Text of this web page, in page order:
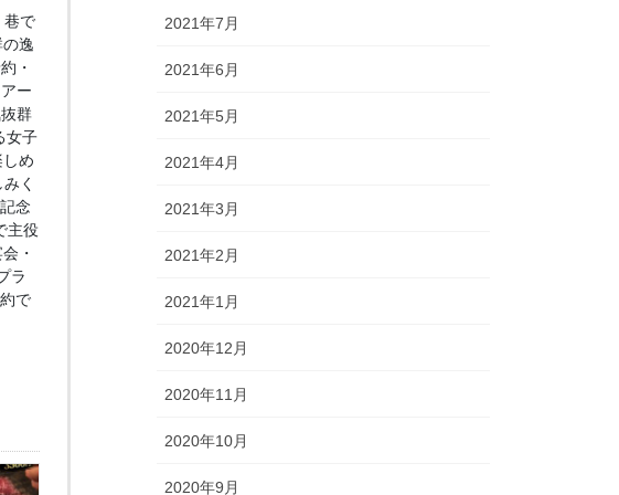
巷で
逸
・
ー
群
女子
め
く
念
主役
・
ラ
で
2021年7月
2021年6月
2021年5月
2021年4月
2021年3月
2021年2月
2021年1月
2020年12月
2020年11月
2020年10月
2020年9月